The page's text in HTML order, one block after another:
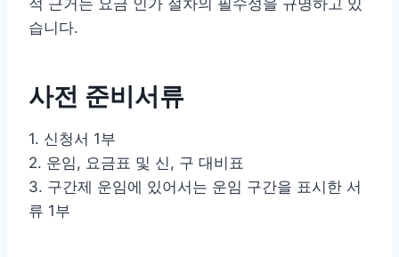
습니다.
사전 준비서류
1. 신청서 1부
2. 운임, 요금표 및 신, 구 대비표
3. 구간제 운임에 있어서는 운임 구간을 표시한 서
류 1부